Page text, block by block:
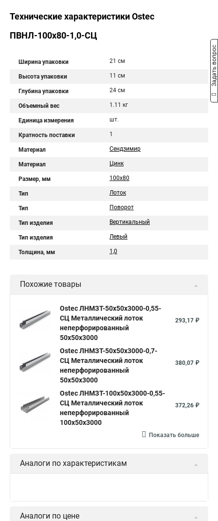
Технические характеристики Ostec
ПВНЛ-100х80-1,0-СЦ
Ширина упаковки 21 см
Высота упаковки 11 см
Глубина упаковки 24 см
Объемный вес 1.11 кг
Единица измерения шт.
Кратность поставки 1
Материал Сендзимир
Материал Цинк
Размер, мм 100х80
Тип Лоток
Тип Поворот
Тип изделия Вертикальный
Тип изделия Левый
Толщина, мм 1,0
Похожие товары
Ostec ЛНМЗТ-50х50х3000-0,55-
СЦ Металлический лоток
неперфорированный
50х50х3000
293,17 ₽
Ostec ЛНМЗТ-50х50х3000-0,7-
СЦ Металлический лоток
неперфорированный
50х50х3000
380,07 ₽
Ostec ЛНМЗТ-100х50х3000-0,55-
СЦ Металлический лоток
неперфорированный
100х50х3000
372,26 ₽
Показать больше
Аналоги по характеристикам
Аналоги по цене
Задать вопрос